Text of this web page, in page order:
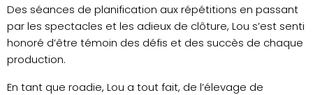
Des séances de planification aux répétitions en passant
par les spectacles et les adieux de clôture, Lou s’est senti
honoré d’être témoin des défis et des succès de chaque
production.
En tant que roadie, Lou a tout fait, de l’élevage de